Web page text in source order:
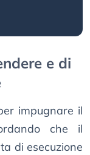
e di
impugnare il
che il
di esecuzione